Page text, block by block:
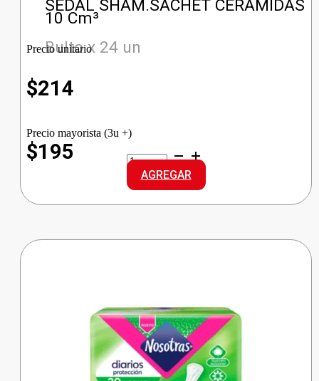
SEDAL SHAM.SACHET CERAMIDAS
10 Cm³
Bulto x 24 un
Precio unitario
$214
Precio mayorista (3u +)
$195
SEDAL
SHAM.SACHET
CERAMIDAS
cantidad
AGREGAR